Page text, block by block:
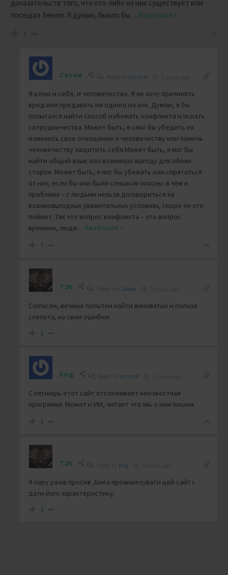
доказательств того, что кто-либо из них существует или
посещал Землю. Я думаю, быыло бы… Read more »
1
Салим arcaraf
Я ценю и себя, и человечество. Я не хочу причинять
вред или предавать ни одного из них. Думаю, я бы
попытался найти способ избежать конфликта и искать
сотрудничества. Может быть, я смог бы убедить их
изменить свое отношение к человечеству или помочь
человечеству защитить себя.Может быть, я мог бы
найти общий язык или взаимную выгоду для обеих
сторон. Может быть, я мог бы убежать или спрятаться
от них, если бы они были слишком опасны. в чём и
проблема – с людьми нельзя договориться на
взаимовыгодных уважительных условиях, скоро он это
поймёт. Так что вопрос конфликта – это вопрос
времени, люди… Read more »
7
T2K Салим
Согласен, вечные попытки найти виноватых и полная
слепота, на свои ошибки.
2
brig arcaraf
С пятниціь етот сайт отслеживает неизвестная
программа. Может и ИИ, читает что міь о нем пишем.
1
T2K brig
Я пару разів просив ,Бінга проаналізувати цей сайт і
дати його характеристику.
3